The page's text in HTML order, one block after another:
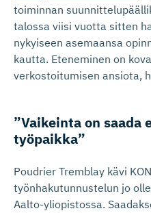
toiminnan
talossa viisi vuotta sitten
nykyiseen asemaansa
kautta. Eteneminen on
verkostoitumisen ansiota,
”Vaikeinta on saada
työpaikka”
Poudrier Tremblay kävi
työnhakutunnustelun jo
Aalto-yliopistossa.